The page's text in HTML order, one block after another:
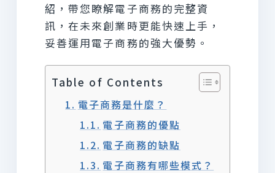
紹，帶您瞭解電子商務的完整資
訊，在未來創業時更能快速上手，
妥善運用電子商務的強大優勢。
Table of Contents
電子商務是什麼？
電子商務的優點
電子商務的缺點
電子商務有哪些模式？